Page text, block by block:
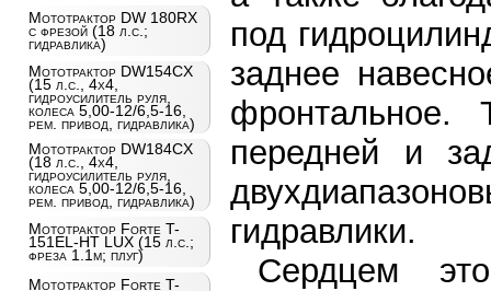
Мототрактор DW 180RX
с фрезой (18 л.с.;
гидравлика)
Мототрактор DW154CX
(15 л.с., 4х4,
гидроусилитель руля,
колеса 5,00-12/6,5-16,
рем. привод, гидравлика)
Мототрактор DW184CX
(18 л.с., 4х4,
гидроусилитель руля,
колеса 5,00-12/6,5-16,
рем. привод, гидравлика)
Мототрактор Forte T-
151EL-HT LUX (15 л.с.;
фреза 1.1м; плуг)
Мототрактор Forte T-
под
заднее
фронтальное.
передней и
гидравлики.
Сердцем